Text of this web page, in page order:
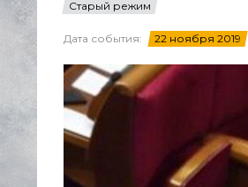
Старый режим
Дата события: 22 ноября 2019